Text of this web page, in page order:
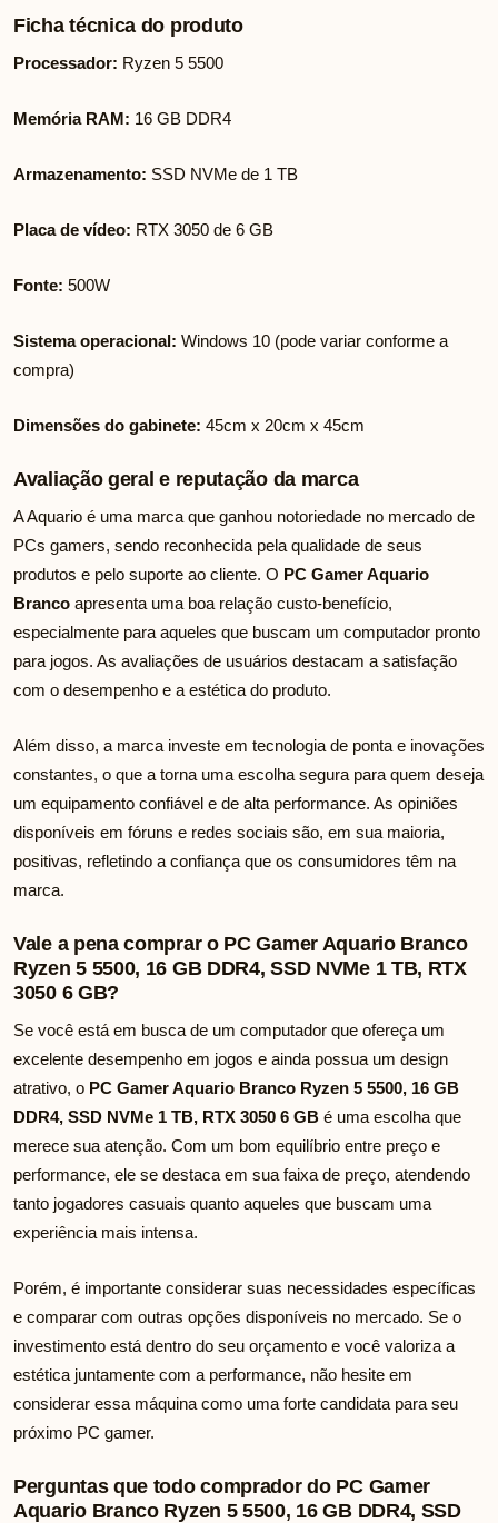
Ficha técnica do produto
Processador: Ryzen 5 5500
Memória RAM: 16 GB DDR4
Armazenamento: SSD NVMe de 1 TB
Placa de vídeo: RTX 3050 de 6 GB
Fonte: 500W
Sistema operacional: Windows 10 (pode variar conforme a
compra)
Dimensões do gabinete: 45cm x 20cm x 45cm
Avaliação geral e reputação da marca
A Aquario é uma marca que ganhou notoriedade no mercado de
PCs gamers, sendo reconhecida pela qualidade de seus
produtos e pelo suporte ao cliente. O PC Gamer Aquario
Branco apresenta uma boa relação custo-benefício,
especialmente para aqueles que buscam um computador pronto
para jogos. As avaliações de usuários destacam a satisfação
com o desempenho e a estética do produto.
Além disso, a marca investe em tecnologia de ponta e inovações
constantes, o que a torna uma escolha segura para quem deseja
um equipamento confiável e de alta performance. As opiniões
disponíveis em fóruns e redes sociais são, em sua maioria,
positivas, refletindo a confiança que os consumidores têm na
marca.
Vale a pena comprar o PC Gamer Aquario Branco
Ryzen 5 5500, 16 GB DDR4, SSD NVMe 1 TB, RTX
3050 6 GB?
Se você está em busca de um computador que ofereça um
excelente desempenho em jogos e ainda possua um design
atrativo, o PC Gamer Aquario Branco Ryzen 5 5500, 16 GB
DDR4, SSD NVMe 1 TB, RTX 3050 6 GB é uma escolha que
merece sua atenção. Com um bom equilíbrio entre preço e
performance, ele se destaca em sua faixa de preço, atendendo
tanto jogadores casuais quanto aqueles que buscam uma
experiência mais intensa.
Porém, é importante considerar suas necessidades específicas
e comparar com outras opções disponíveis no mercado. Se o
investimento está dentro do seu orçamento e você valoriza a
estética juntamente com a performance, não hesite em
considerar essa máquina como uma forte candidata para seu
próximo PC gamer.
Perguntas que todo comprador do PC Gamer
Aquario Branco Ryzen 5 5500, 16 GB DDR4, SSD